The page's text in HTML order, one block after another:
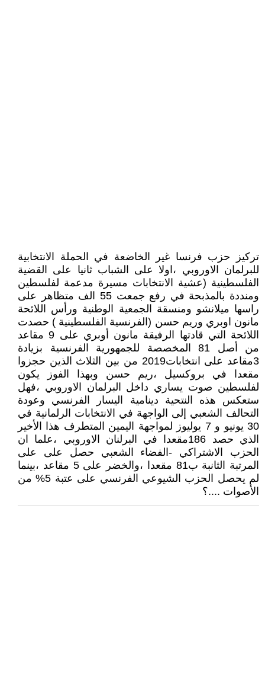
تركيز حزب فرنسا غير الخاضعة في الحملة الانتخابية
للبرلمان الاوروبي ،اولا على الشباب ثانيا على القضية
الفلسطينية (عشية الانتخابات مسيرة مدعمة لفلسطين
ومنددة بالمذبحة في رفع جمعت 55 الف متظاهر على
راسها ميلانشو ومنسقة الجمعية الوطنية ورأس اللائحة
مانون اوبري وريم حسن (الفرنسية الفلسطينية ) حصدت
اللائحة التي قادتها الرفيقة مانون أوبري على 9 مقاعد
من أصل 81 المخصصة للجمهورية الفرنسية بزيادة
3مقاعد على انتخابات2019 من بين الثلاث الذين حجزوا
مقعدا في بروكسيل ،ريم حسن وبهذا الفوز يكون
لفلسطين صوت يساري داخل البرلمان الاوروبي ،فهل
ستعكس هذه النتحية دينامية اليسار الفرنسي وعودة
التحالف الشعبي إلى الواجهة في الانتخابات الرلمانية في
30 يونيو و 7 يوليوز لمواجهة اليمين المتطرف هذا الأخير
الذي حصد 186مقعدا في البرلنان الاوروبي ،علما ان
الحزب الاشتراكي -الفضاء الشعبي حصل على على
المرتبة الثانبة ب81 مقعدا ،والخضر على 5 مقاعد ،بينما
لم يحصل الحزب الشيوعي الفرنسي على عتبة 5% من
الأصوات ....؟